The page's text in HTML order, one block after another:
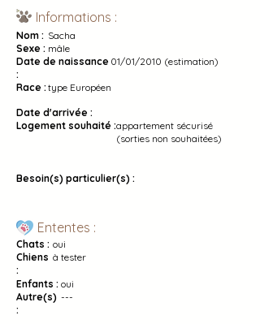
Informations :
Nom : Sacha
Sexe : mâle
Date de naissance
:
01/01/2010 (estimation)
Race : type Européen
Date d'arrivée :
Logement souhaité :appartement sécurisé
(sorties non souhaitées)
Besoin(s) particulier(s) :
Ententes :
Chats : oui
Chiens
:
à tester
Enfants : oui
Autre(s)
:
---